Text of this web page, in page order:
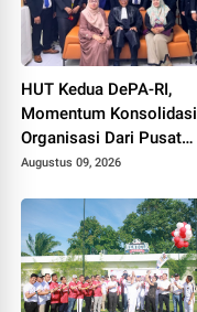
HUT Kedua DePA-RI,
Momentum Konsolidasi
Organisasi Dari Pusat
Sampai ke Daerah
Augustus 09, 2026